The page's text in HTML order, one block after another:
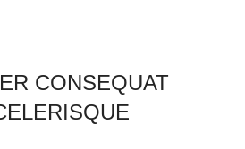
CONSEQUAT